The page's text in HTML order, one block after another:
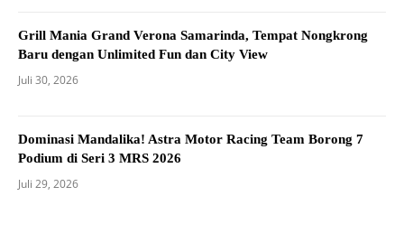
Grill Mania Grand Verona Samarinda, Tempat Nongkrong
Baru dengan Unlimited Fun dan City View
Juli 30, 2026
Dominasi Mandalika! Astra Motor Racing Team Borong 7
Podium di Seri 3 MRS 2026
Juli 29, 2026